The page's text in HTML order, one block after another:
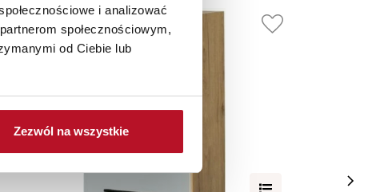
i analizować
społecznościowym,
od Ciebie lub
Zezwól na wszystkie